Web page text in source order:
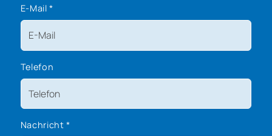
E-Mail*
Telefon
Nachricht*